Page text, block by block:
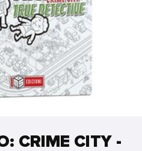
CRIME CITY -